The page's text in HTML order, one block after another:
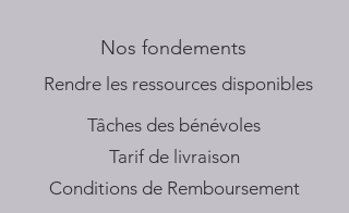
Nos fondements
​Rendre les ressources disponibles
Tâches des bénévoles
Tarif de livraison
Conditions de Remboursement